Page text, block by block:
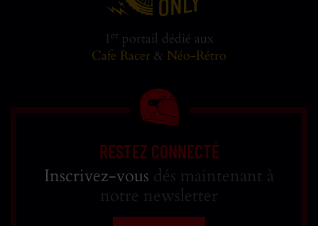
1 er portail dédié aux
Cafe Racer & Néo-Rétro
RESTEZ CONNECTÉ
Inscrivez-vous dés maintenant à
notre newsletter